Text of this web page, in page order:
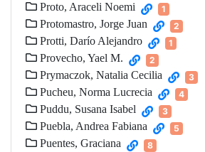
Proto, Araceli Noemi 1
Protomastro, Jorge Juan 2
Protti, Darío Alejandro 1
Provecho, Yael M. 2
Prymaczok, Natalia Cecilia 3
Pucheu, Norma Lucrecia 4
Puddu, Susana Isabel 3
Puebla, Andrea Fabiana 5
Puentes, Graciana 8